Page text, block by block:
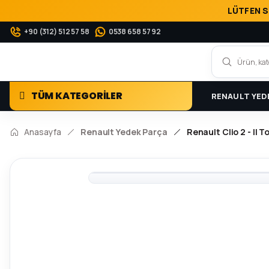
LÜTFEN
+90 (312) 512 57 58 0538 658 57 92
TÜM KATEGORİLER RENAULT
Anasayfa Renault Yedek Parça Renault Clio 2 - II